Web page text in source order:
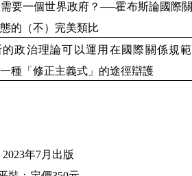
要一個世界政府？──霍布斯論國際
的（不）完美類比
的政治理論可以運用在國際關係規
種「修正主義式」的途徑辯護
2023年7月出版